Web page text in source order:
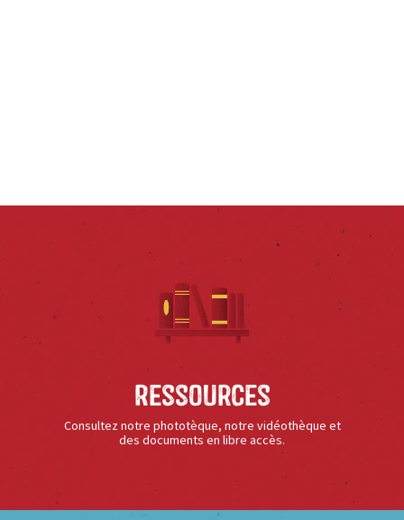
Ressources
Consultez notre phototèque, notre vidéothèque et
des documents en libre accès.